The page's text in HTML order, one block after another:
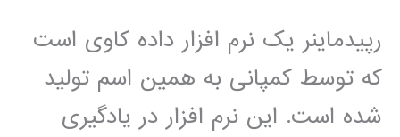
رپیدماینر یک نرم افزار داده کاوی است
که توسط کمپانی به همین اسم تولید
شده است. این نرم افزار در یادگیری